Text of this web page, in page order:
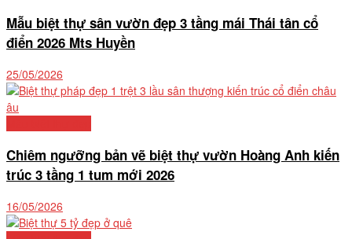
Mẫu biệt thự sân vườn đẹp 3 tầng mái Thái tân cổ
điển 2026 Mts Huyền
25/05/2026
Chiêm ngưỡng bản vẽ biệt thự vườn Hoàng Anh kiến
trúc 3 tầng 1 tum mới 2026
16/05/2026